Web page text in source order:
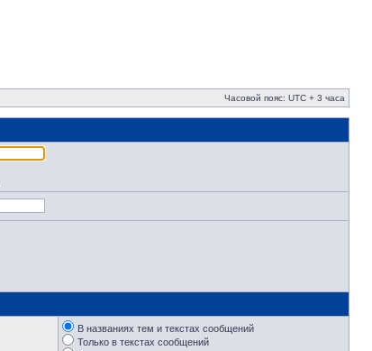
Часовой пояс: UTC + 3 часа
В названиях тем и текстах сообщений
Только в текстах сообщений